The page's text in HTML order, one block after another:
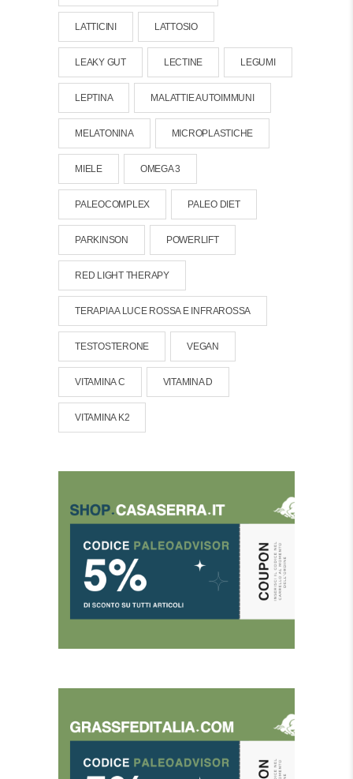
LATTICINI LATTOSIO
LEAKY GUT LECTINE LEGUMI
LEPTINA MALATTIE AUTOIMMUNI
MELATONINA MICROPLASTICHE
MIELE OMEGA 3
PALEOCOMPLEX PALEO DIET
PARKINSON POWERLIFT
RED LIGHT THERAPY
TERAPIA A LUCE ROSSA E INFRAROSSA
TESTOSTERONE VEGAN
VITAMINA C VITAMINA D
VITAMINA K2